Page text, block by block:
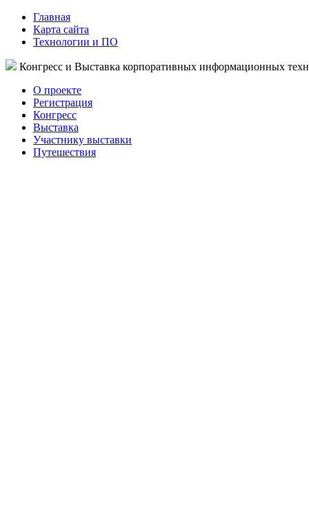
Главная
Карта сайта
Технологии и ПО
Конгресс и Выставка корпоративных информационных
О проекте
Регистрация
Конгресс
Выставка
Участнику выставки
Путешествия